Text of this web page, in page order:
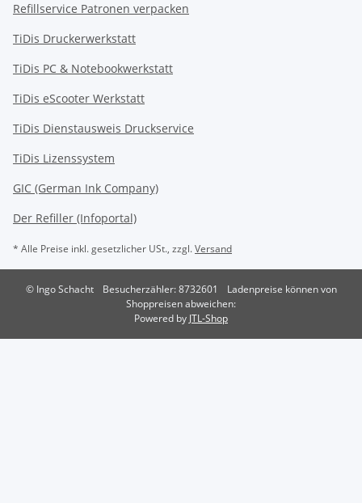
Refillservice Patronen verpacken
TiDis Druckerwerkstatt
TiDis PC & Notebookwerkstatt
TiDis eScooter Werkstatt
TiDis Dienstausweis Druckservice
TiDis Lizenssystem
GIC (German Ink Company)
Der Refiller (Infoportal)
* Alle Preise inkl. gesetzlicher USt., zzgl.Versand
© Ingo Schacht Besucherzähler: 8732601
Ladenpreise können von
Shoppreisen abweichen:
Powered by JTL-Shop